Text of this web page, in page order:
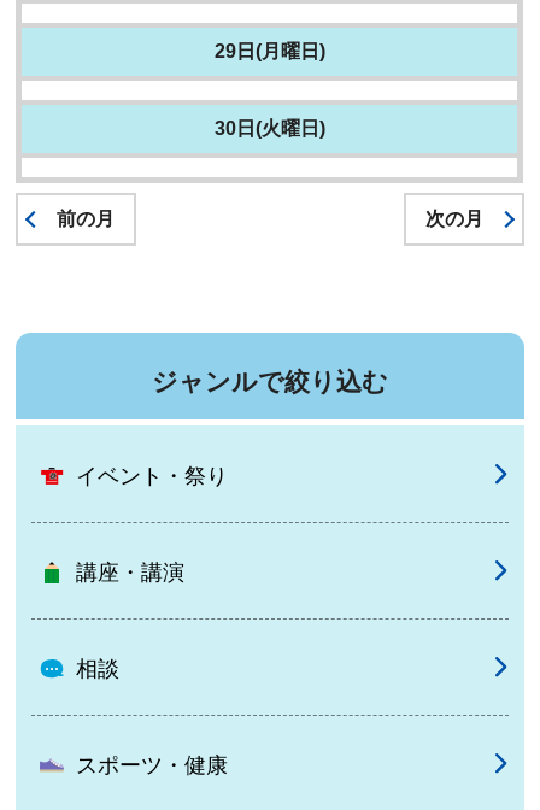
29日(月曜日)
30日(火曜日)
前の月 次の月
ジャンルで絞り込む
イベント・祭り
講座・講演
相談
スポーツ・健康